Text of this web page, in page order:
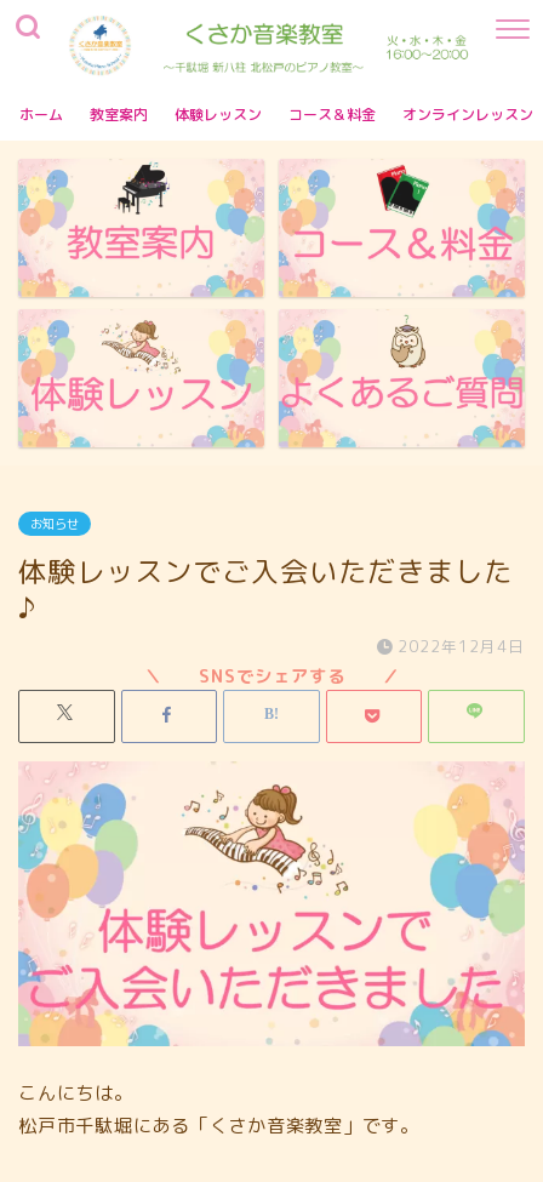
ホーム 教室案内 体験レッスン コース＆料金 オンラインレッスン
お知らせ
体験レッスンでご入会いただきました
♪
2022年12月4日
こんにちは。
松戸市千駄堀にある「くさか音楽教室」です。